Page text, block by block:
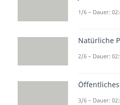
als
dir zum
einen Hot-
und der
1.000 Euro.
ich wollte
1.000 Euro-
1/6 – Dauer:
Natürliche
2/6 – Dauer:
3/6 – Dauer: